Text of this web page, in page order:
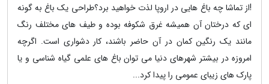
!از تماشا چه باغ هایی در اروپا لذت خواهید برد؟طراحی یک باغ به گونه
ای که درختان آن همیشه غرق شکوفه بوده و طیف های مختلف رنگ
مانند یک رنگین کمان در آن حاضر باشند، کار دشواری است. اگرچه
امروزه در بیشتر شهرهای دنیا می توان باغ های علمی گیاه شناسی و یا
پارک های زیبای عمومی را پیدا کرد...